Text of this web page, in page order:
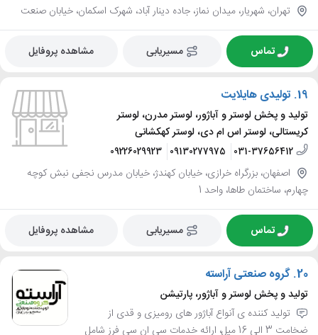
تهران، شهریار، میدان نماز، جاده دینار آباد، شهرک اسکمان، خیابان صنعت
تماس مسیریابی مشاهده پروفایل
19. تولیدی هایلایت
تولید و پخش لوستر و آباژور، لوستر مدرن، لوستر
کریستالی، لوستر اس ام دی، لوستر کهکشانی
031-37656412
09130277975
09226029923
اصفهان، بزرگراه خرازی، خیابان کهندژ، خیابان مدرس نجفی نبش کوچه
چهارم، ساختمان طاها، واحد 1
تماس مسیریابی مشاهده پروفایل
20. گروه صنعتی آراسته
تولید و پخش لوستر و آباژور، پارتیشن
تولید کننده ی آنواع آباژور های رومیزی و قدی از
ضخامت 3 الی 16 میل، ارائه خدمات سی ان سی فرز شامل